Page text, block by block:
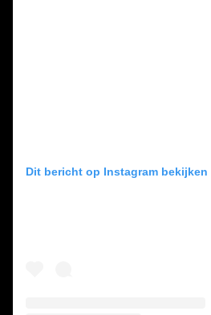
Dit bericht op Instagram bekijken